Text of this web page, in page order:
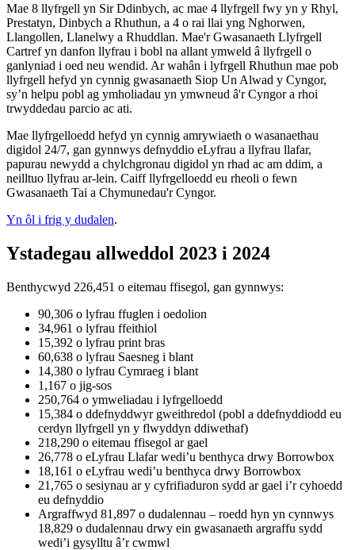
Mae 8 llyfrgell yn Sir Ddinbych, ac mae 4 llyfrgell fwy yn y Rhyl,
Prestatyn, Dinbych a Rhuthun, a 4 o rai llai yng Nghorwen,
Llangollen, Llanelwy a Rhuddlan. Mae'r Gwasanaeth Llyfrgell
Cartref yn danfon llyfrau i bobl na allant ymweld â llyfrgell o
ganlyniad i oed neu wendid. Ar wahân i lyfrgell Rhuthun mae pob
llyfrgell hefyd yn cynnig gwasanaeth Siop Un Alwad y Cyngor,
sy’n helpu pobl ag ymholiadau yn ymwneud â'r Cyngor a rhoi
trwyddedau parcio ac ati.
Mae llyfrgelloedd hefyd yn cynnig amrywiaeth o wasanaethau
digidol 24/7, gan gynnwys defnyddio eLyfrau a llyfrau llafar,
papurau newydd a chylchgronau digidol yn rhad ac am ddim, a
neilltuo llyfrau ar-lein. Caiff llyfrgelloedd eu rheoli o fewn
Gwasanaeth Tai a Chymunedau'r Cyngor.
Yn ôl i frig y dudalen.
Ystadegau allweddol 2023 i 2024
Benthycwyd 226,451 o eitemau ffisegol, gan gynnwys:
90,306 o lyfrau ffuglen i oedolion
34,961 o lyfrau ffeithiol
15,392 o lyfrau print bras
60,638 o lyfrau Saesneg i blant
14,380 o lyfrau Cymraeg i blant
1,167 o jig-sos
250,764 o ymweliadau i lyfrgelloedd
15,384 o ddefnyddwyr gweithredol (pobl a ddefnyddiodd eu
cerdyn llyfrgell yn y flwyddyn ddiwethaf)
218,290 o eitemau ffisegol ar gael
26,778 o eLyfrau Llafar wedi’u benthyca drwy Borrowbox
18,161 o eLyfrau wedi’u benthyca drwy Borrowbox
21,765 o sesiynau ar y cyfrifiaduron sydd ar gael i’r cyhoedd
eu defnyddio
Argraffwyd 81,897 o dudalennau – roedd hyn yn cynnwys
18,829 o dudalennau drwy ein gwasanaeth argraffu sydd
wedi’i gysylltu â’r cwmwl